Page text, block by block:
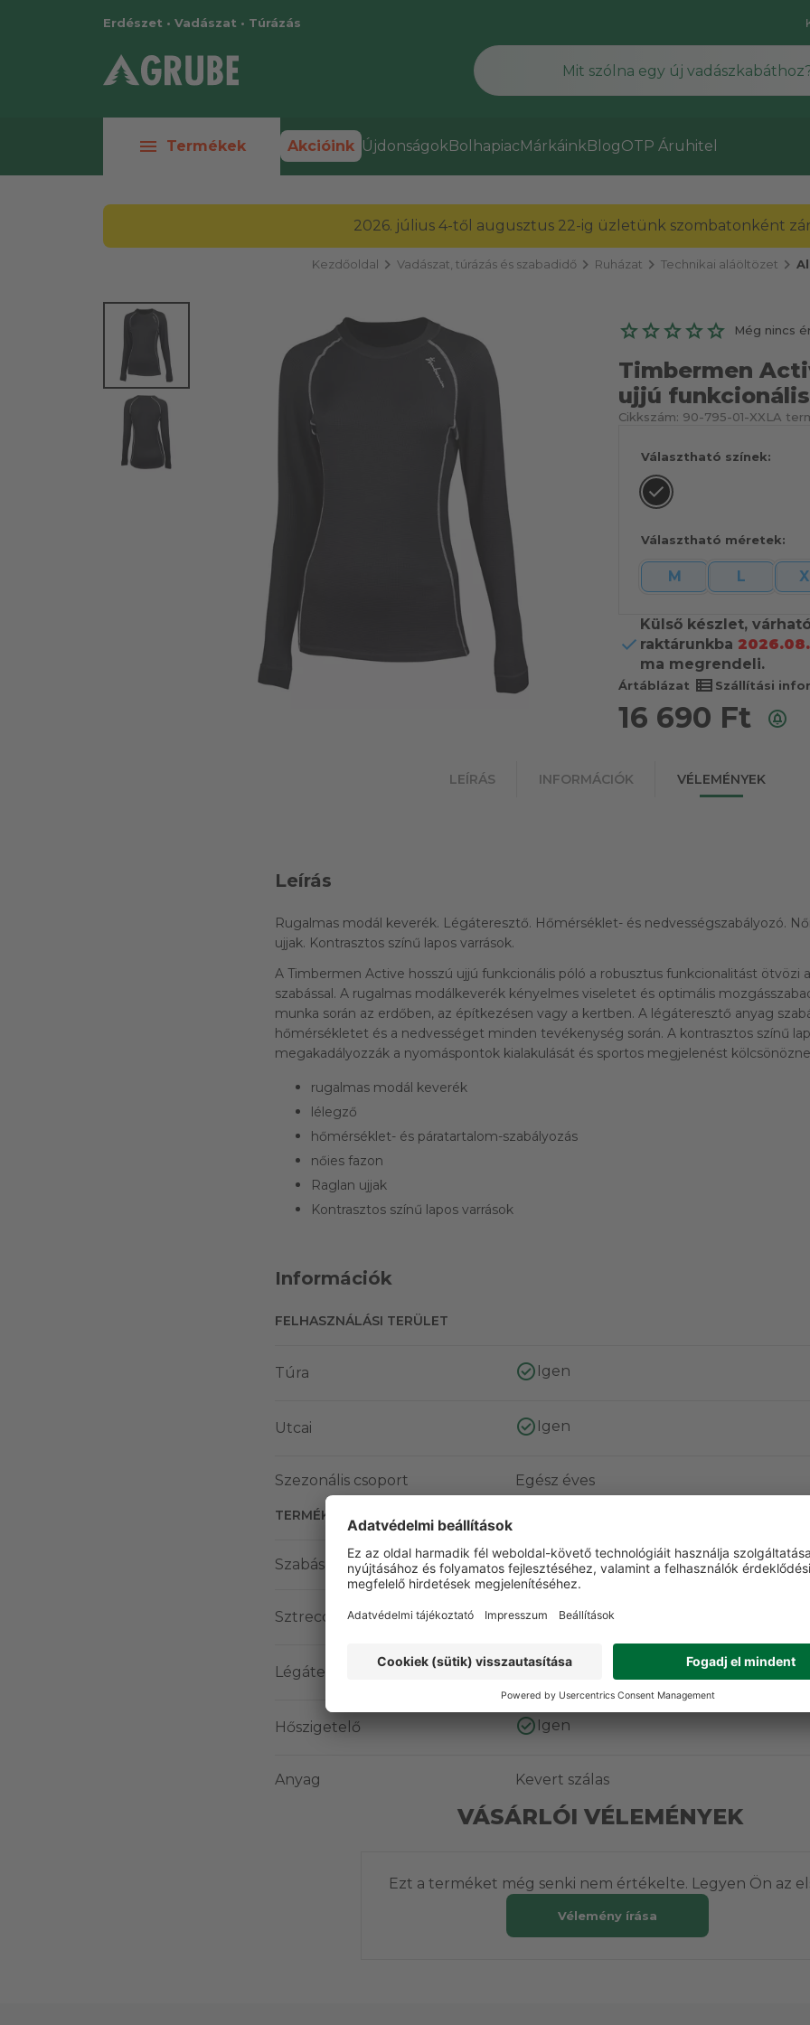
Erdészet • Vadászat • Túrázás
menu Termékek Akcióink ÚjdonságokBolhapiacMárkáinkBlogOTP Áruhitel
2026. július 4-től augusztus 22-ig üzletünk szombatonként
Kezdőoldal chevron_right Vadászat, túrázás és szabadidőchevron_right Ruházat chevron_right Technikai aláöltözet chevron_right
Még nincs
Timbermen
ujjú
Cikkszám: 90-795-01-XXL A
Választható színek:
Választható méretek:
M L
Külső készlet,
raktárunkba
ma megrendeli.
Ártáblázat view_list Szállítási
16 690 Ft
LEÍRÁS INFORMÁCIÓK VÉLEMÉNYEK
Leírás
Rugalmas modál keverék. Légáteresztő. Hőmérséklet- és nedvességszabályozó.
ujjak. Kontrasztos színű lapos varrások.
A Timbermen Active hosszú ujjú funkcionális póló a robusztus funkcionalitást ötvözi
szabással. A rugalmas modálkeverék kényelmes viseletet és optimális
munka során az erdőben, az építkezésen vagy a kertben. A légáteresztő anyag
hőmérsékletet és a nedvességet minden tevékenység során. A kontrasztos színű
megakadályozzák a nyomáspontok kialakulását és sportos megjelenést
rugalmas modál keverék
lélegző
hőmérséklet- és páratartalom-szabályozás
nőies fazon
Raglan ujjak
Kontrasztos színű lapos varrások
Információk
FELHASZNÁLÁSI TERÜLET
Túra Igen
Utcai Igen
Szezonális csoport Egész éves
TERMÉK JELLEMZŐK
Szabás Karcsú
Sztreccs Igen
Légáteresztő Igen
Hőszigetelő Igen
Anyag Kevert szálas
VÁSÁRLÓI VÉLEMÉNYEK
Ezt a terméket még senki nem értékelte. Legyen Ön az
Vélemény írása